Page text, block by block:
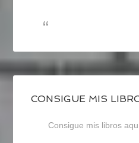
CONSIGUE MIS
Consigue mis libros